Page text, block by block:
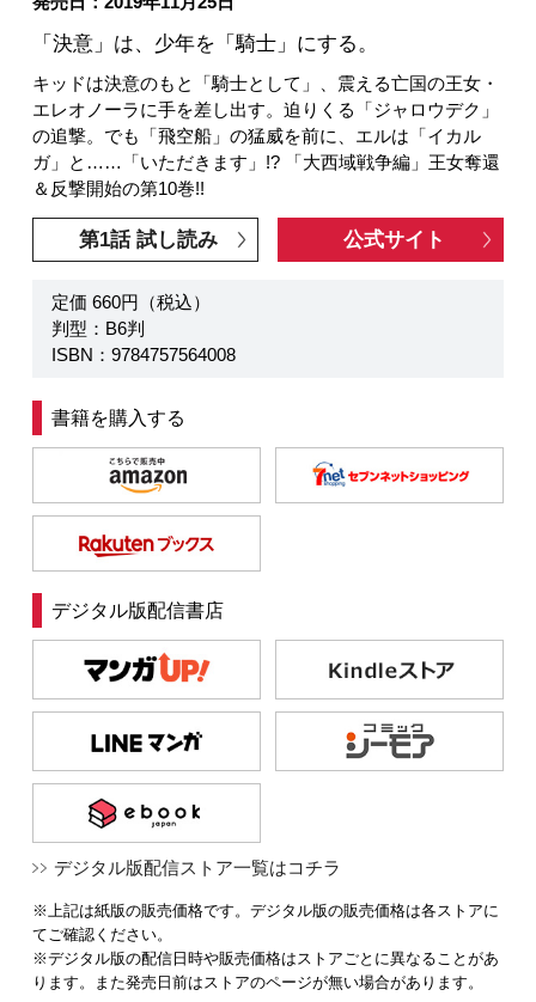
「決意」は、少年を「騎士」にする。
キッドは決意のもと「騎士として」、震える亡国の王女・
エレオノーラに手を差し出す。迫りくる「ジャロウデク」
の追撃。でも「飛空船」の猛威を前に、エルは「イカル
ガ」と……「いただきます」!? 「大西域戦争編」王女奪還
＆反撃開始の第10巻!!
第1話 試し読み 公式サイト
定価 660円（税込）
判型：B6判
ISBN：9784757564008
書籍を購入する
デジタル版配信書店
デジタル版配信ストア一覧はコチラ
※上記は紙版の販売価格です。デジタル版の販売価格は各ストアに
てご確認ください。
※デジタル版の配信日時や販売価格はストアごとに異なることがあ
ります。また発売日前はストアのページが無い場合があります。